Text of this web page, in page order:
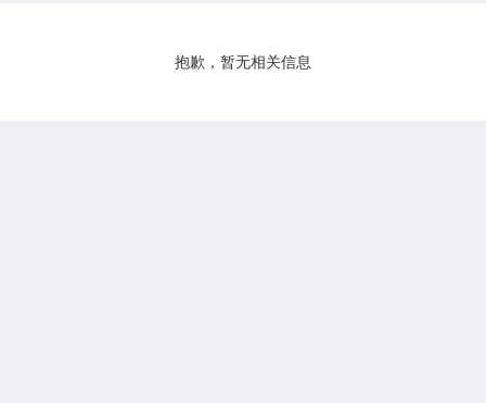
抱歉，暂无相关信息